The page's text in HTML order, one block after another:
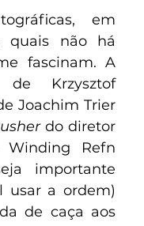
em
quais não há
fascinam. A
Krzysztof
Joachim Trier
do diretor
Winding Refn
importante
usar a ordem)
de caça aos